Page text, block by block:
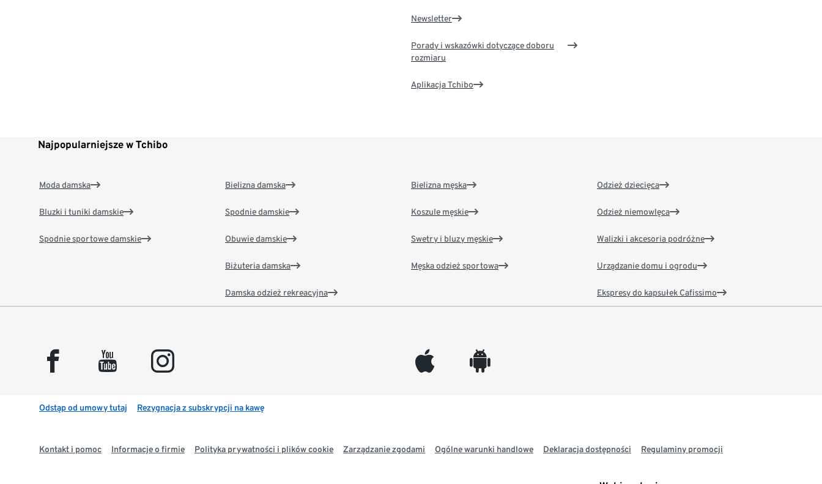
Newsletter
Porady i wskazówki dotyczące doboru
rozmiaru
Aplikacja Tchibo
Najpopularniejsze w Tchibo
Moda damska
Bluzki i tuniki damskie
Spodnie sportowe damskie
Bielizna damska
Spodnie damskie
Obuwie damskie
Biżuteria damska
Damska odzież rekreacyjna
Bielizna męska
Koszule męskie
Swetry i bluzy męskie
Męska odzież sportowa
Odzież dziecięca
Odzież niemowlęca
Walizki i akcesoria podróżne
Urządzanie domu i ogrodu
Ekspresy do kapsułek Cafissimo
facebook youtube instagram appleinc android
Odstąp od umowy tutaj Rezygnacja z subskrypcji na kawę
Kontakt i pomoc Informacje o firmie Polityka prywatności i plików cookie Zarządzanie zgodami Ogólne warunki handlowe Deklaracja dostępności Regulaminy promocji